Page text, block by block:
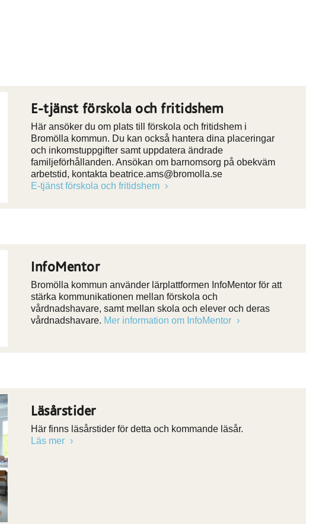
E-tjänst förskola och fritidshem
Här ansöker du om plats till förskola och fritidshem i
Bromölla kommun. Du kan också hantera dina placeringar
och inkomstuppgifter samt uppdatera ändrade
familjeförhållanden. Ansökan om barnomsorg på obekväm
arbetstid, kontakta beatrice.ams@bromolla.se
E-tjänst förskola och fritidshem
InfoMentor
Bromölla kommun använder lärplattformen InfoMentor för att
stärka kommunikationen mellan förskola och
vårdnadshavare, samt mellan skola och elever och deras
vårdnadshavare. Mer information om InfoMentor
Läsårstider
Här finns läsårstider för detta och kommande läsår.
Läs mer